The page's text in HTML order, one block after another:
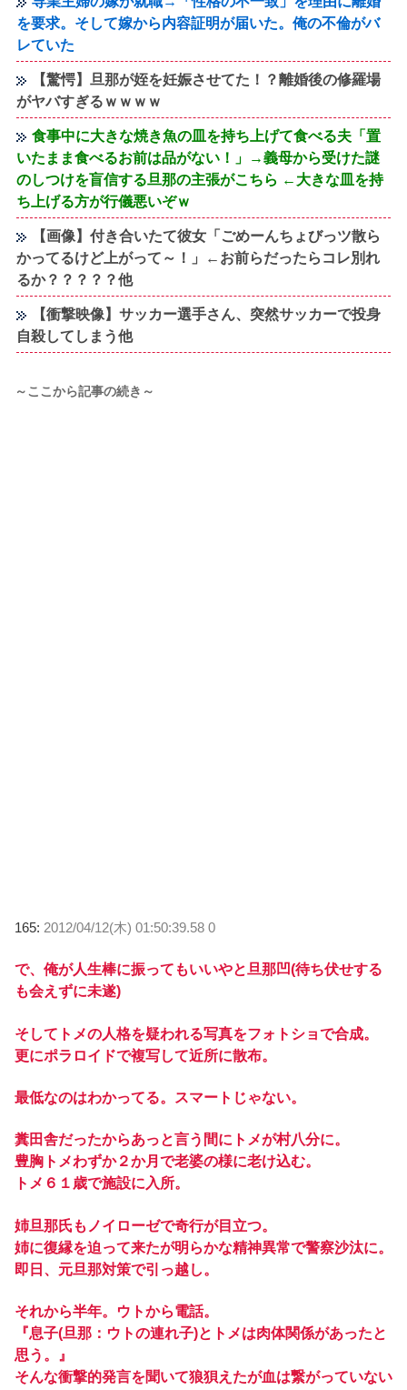
を要求。そして嫁から内容証明が届いた。俺の不倫がバ
レていた
【驚愕】旦那が姪を妊娠させてた！？離婚後の修羅場
がヤバすぎるｗｗｗｗ
食事中に大きな焼き魚の皿を持ち上げて食べる夫「置
いたまま食べるお前は品がない！」→義母から受けた謎
のしつけを盲信する旦那の主張がこちら ←大きな皿を持
ち上げる方が行儀悪いぞｗ
【画像】付き合いたて彼女「ごめーんちょびっツ散ら
かってるけど上がって～！」←お前らだったらコレ別れ
るか？？？？？他
【衝撃映像】サッカー選手さん、突然サッカーで投身
自殺してしまう他
～ここから記事の続き～
165: 2012/04/12(木) 01:50:39.58 0
で、俺が人生棒に振ってもいいやと旦那凹(待ち伏せする
も会えずに未遂)
そしてトメの人格を疑われる写真をフォトショで合成。
更にポラロイドで複写して近所に散布。
最低なのはわかってる。スマートじゃない。
糞田舎だったからあっと言う間にトメが村八分に。
豊胸トメわずか２か月で老婆の様に老け込む。
トメ６１歳で施設に入所。
姉旦那氏もノイローゼで奇行が目立つ。
姉に復縁を迫って来たが明らかな精神異常で警察沙汰に。
即日、元旦那対策で引っ越し。
それから半年。ウトから電話。
『息子(旦那：ウトの連れ子)とトメは肉体関係があったと
思う。』
そんな衝撃的発言を聞いて狼狽えたが血は繋がっていない